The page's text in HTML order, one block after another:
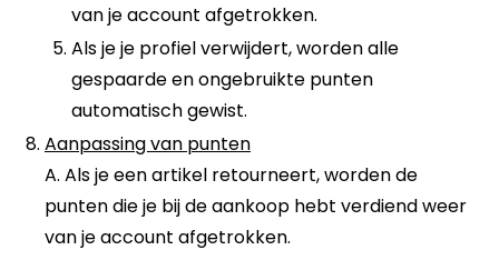
van je account afgetrokken.
Als je je profiel verwijdert, worden alle
gespaarde en ongebruikte punten
automatisch gewist.
Aanpassing van punten
A. Als je een artikel retourneert, worden de
punten die je bij de aankoop hebt verdiend weer
van je account afgetrokken.